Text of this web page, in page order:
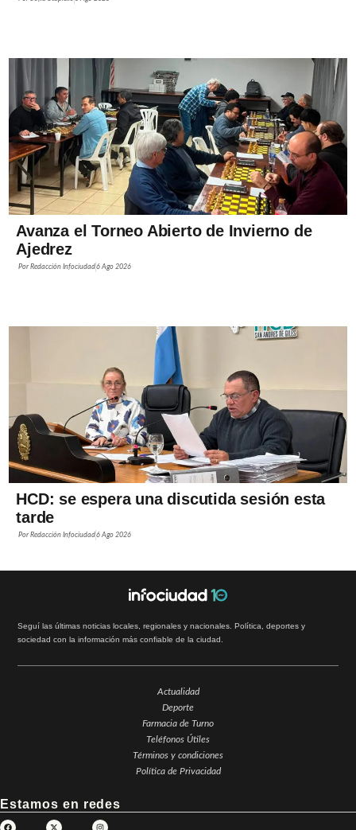
Avanza el Torneo Abierto de Invierno de
Ajedrez
PorRedacción Infociudad6 Ago 2026
HCD: se espera una discutida sesión esta
tarde
PorRedacción Infociudad6 Ago 2026
Seguí las últimas noticias locales, regionales y nacionales. Política, deportes y
sociedad con la información más confiable de la ciudad.
Actualidad
Deporte
Farmacia de Turno
Teléfonos Útiles
Términos y condiciones
Política de Privacidad
Estamos en redes